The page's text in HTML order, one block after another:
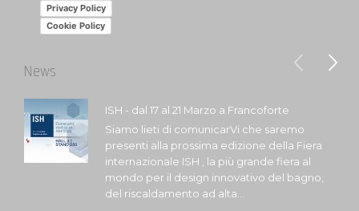
Privacy Policy
Cookie Policy
News
ISH - dal 17 al 21 Marzo a Francoforte
Siamo lieti di comunicarVi che saremo
presenti alla prossima edizione della Fiera
internazionale ISH , la più grande fiera al
mondo per il design innovativo del bagno,
del riscaldamento ad alta...